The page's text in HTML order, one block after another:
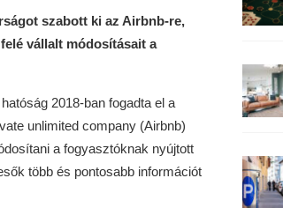
szabott ki az Airbnb-re,
vállalt módosításait a
2018-ban fogadta el a
unlimited company (Airbnb)
a fogyasztóknak nyújtott
több és pontosabb információt